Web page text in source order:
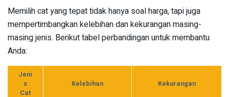
Memilih cat yang tepat tidak hanya soal harga, tapi juga
mempertimbangkan kelebihan dan kekurangan masing-
masing jenis. Berikut tabel perbandingan untuk membantu
Anda:
Jeni
s
Cat
Kelebihan Kekurangan